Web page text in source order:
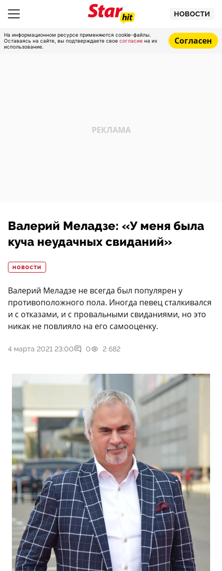
НОВОСТИ
На информационном ресурсе применяются cookie-файлы.
Оставаясь на сайте, вы подтверждаете свое согласие на их
использование.
Согласен
Валерий Меладзе: «У меня была
куча неудачных свиданий»
НОВОСТИ
Валерий Меладзе не всегда был популярен у
противоположного пола. Иногда певец сталкивался
и с отказами, и с провальными свиданиями, но это
никак не повлияло на его самооценку.
4 марта 2021 23:00 0 2 682